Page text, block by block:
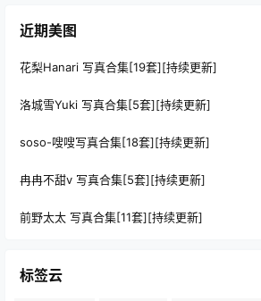
近期美图
花梨Hanari 写真合集[19套][持续更新]
洛城雪Yuki 写真合集[5套][持续更新]
soso-嗖嗖写真合集[18套][持续更新]
冉冉不甜v 写真合集[5套][持续更新]
前野太太 写真合集[11套][持续更新]
标签云